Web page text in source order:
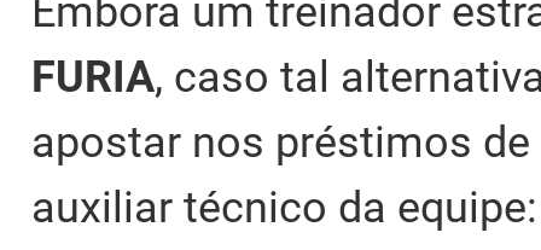
Embora um treinador
FURIA, caso tal
apostar nos préstimos de
auxiliar técnico da